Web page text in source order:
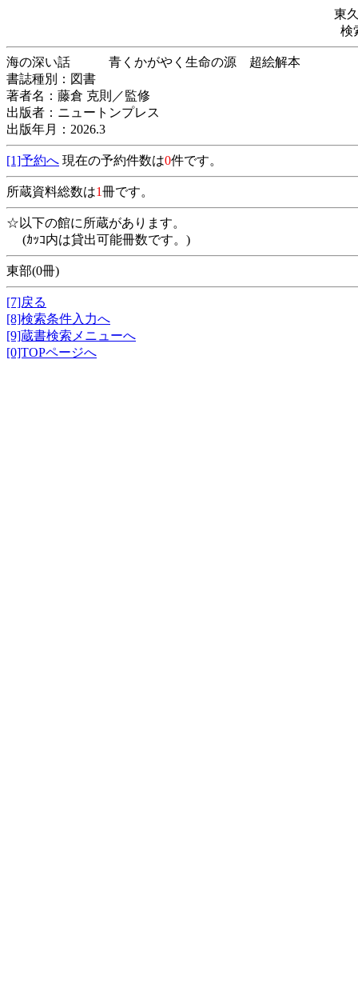
東
検
海の深い話 青くかがやく生命の源 超絵
書誌種別：図書
著者名：藤倉 克則／監修
出版者：ニュートンプレス
出版年月：2026.3
[1]予約へ 現在の予約件数は0件です。
所蔵資料総数は1冊です。
☆以下の館に所蔵があります。
(ｶｯｺ内は貸出可能冊数です。)
東部(0冊)
[7]戻る
[8]検索条件入力へ
[9]蔵書検索メニューへ
[0]TOPページへ